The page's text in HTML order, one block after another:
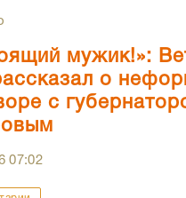
мужик!»:
о
с
07:02